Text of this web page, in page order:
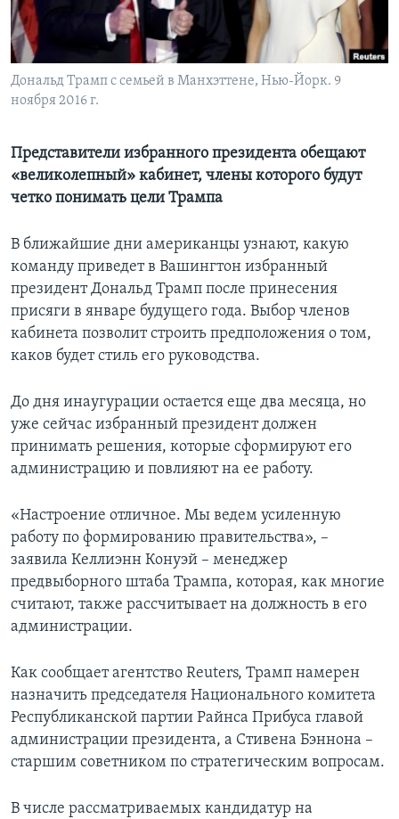
Learning English
СОЦИАЛЬНЫЕ СЕТИ
Языки
Дональд Трамп с семьей в Манхэттене, Нью-Йорк. 9
ноября 2016 г.
Представители избранного президента обещают
«великолепный» кабинет, члены которого будут
четко понимать цели Трампа
В ближайшие дни американцы узнают, какую
команду приведет в Вашингтон избранный
президент Дональд Трамп после принесения
присяги в январе будущего года. Выбор членов
кабинета позволит строить предположения о том,
каков будет стиль его руководства.
До дня инаугурации остается еще два месяца, но
уже сейчас избранный президент должен
принимать решения, которые сформируют его
администрацию и повлияют на ее работу.
«Настроение отличное. Мы ведем усиленную
работу по формированию правительства», –
заявила Келлиэнн Конуэй – менеджер
предвыборного штаба Трампа, которая, как многие
считают, также рассчитывает на должность в его
администрации.
Как сообщает агентство Reuters, Трамп намерен
назначить председателя Национального комитета
Республиканской партии Райнса Прибуса главой
администрации президента, а Стивена Бэннона –
старшим советником по стратегическим вопросам.
В числе рассматриваемых кандидатур на